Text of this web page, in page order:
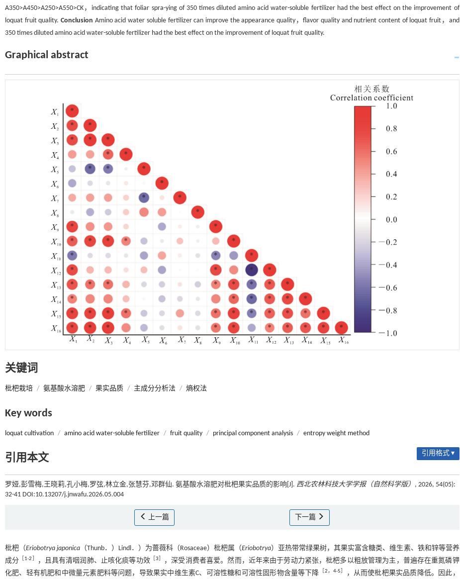
A350>A450>A250>A550>CK，indicating that foliar spra-ying of 350 times diluted amino acid water-soluble fertilizer had the best effect on the improvement of
loquat fruit quality.Conclusion Amino acid water soluble fertilizer can improve the appearance quality，flavor quality and nutrient content of loquat fruit，and
350 times diluted amino acid water-soluble fertilizer had the best effect on the improvement of loquat fruit quality.
Graphical abstract
关键词
枇杷栽培 / 氨基酸水溶肥 / 果实品质 / 主成分分析法 / 熵权法
Key words
loquat cultivation / amino acid water-soluble fertilizer / fruit quality / principal component analysis / entropy weight method
引用本文 引用格式 ▾
罗娅,彭雪梅,王晓莉,孔小梅,罗弦,林立金,张慧芬,邓群仙. 氨基酸水溶肥对枇杷果实品质的影响[J]. 西北农林科技大学学报（自然科学版） , 2026, 54(05):
32-41 DOI:10.13207/j.jnwafu.2026.05.004
上一篇 下一篇
枇杷（Eriobotrya japonica （Thunb．）Lindl．）为蔷薇科（Rosaceae）枇杷属（Eriobotrya）亚热带常绿果树，其果实富含糖类、维生素、铁和锌等营养
成分 ［1-2］ ，且具有清咽润肺、止咳化痰等功效［3］
，深受消费者喜爱。然而，近年来由于劳动力紧张，枇杷多以粗放管理为主，普遍存在重氮磷钾
化肥、轻有机肥和中微量元素肥料等问题，导致果实中维生素C、可溶性糖和可溶性固形物含量等下降 ［2，4-5］
，从而使枇杷果实品质降低。因此，